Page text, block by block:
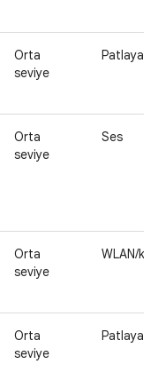
Orta
seviye
Patlayan
Orta
seviye
Ses
Orta
seviye
WLAN/
Orta
seviye
Patlayan